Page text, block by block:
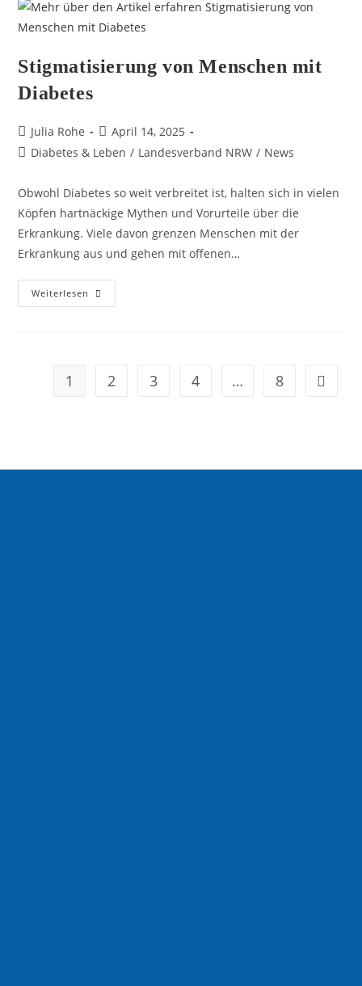
Stigmatisierung von Menschen mit
Diabetes
Julia Rohe
April 14, 2025
Diabetes & Leben / Landesverband NRW / News
Obwohl Diabetes so weit verbreitet ist, halten sich in vielen
Köpfen hartnäckige Mythen und Vorurteile über die
Erkrankung. Viele davon grenzen Menschen mit der
Erkrankung aus und gehen mit offenen…
Weiterlesen
1 2 3 4 … 8